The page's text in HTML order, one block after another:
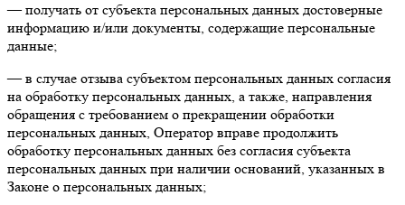
— получать от субъекта персональных данных достоверные
информацию и/или документы, содержащие персональные
данные;
— в случае отзыва субъектом персональных данных согласия
на обработку персональных данных, а также, направления
обращения с требованием о прекращении обработки
персональных данных, Оператор вправе продолжить
обработку персональных данных без согласия субъекта
персональных данных при наличии оснований, указанных в
Законе о персональных данных;